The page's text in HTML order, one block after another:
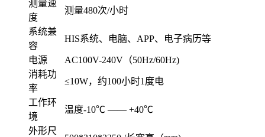
测量速
度
测量480次/小时
系统兼
容
HIS系统、电脑、APP、电子病历等
电源
AC100V-240V（50Hz/60Hz)
消耗功
率
≤10W，约100小时1度电
工作环
境
温度-10℃ —— +40℃
外形尺